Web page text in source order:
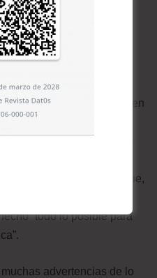
sobre aquella marcha,
orgullo como alguien
y asegura que está
porto un arma, voy al
para ser más apto
de los enfrentamientos en
un muerto, Cantwell
al enterarse de que
contra. Dice que está
quieran matarlo y jura que,
mierda en internet”, él y
“todo lo posible para
advertencias de lo